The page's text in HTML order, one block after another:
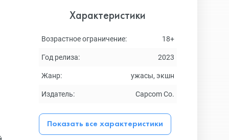
Характеристики
Возрастное ограничение: 18+
Год релиза: 2023
Жанр: ужасы, экшн
Издатель: Capcom Co.
Показать все характеристики